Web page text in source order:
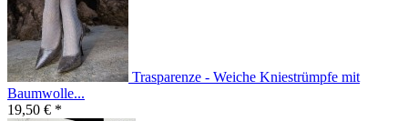
Trasparenze - Weiche Kniestrümpfe mit
Baumwolle...
19,50 € *